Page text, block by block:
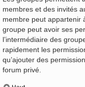
membres et des invités
membre peut appartenir
groupe peut avoir ses
l’intermédiaire des
rapidement les
qu’ajouter des
forum privé.